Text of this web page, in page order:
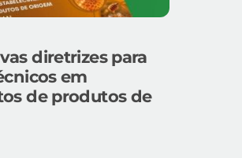
diretrizes para
em
de produtos de